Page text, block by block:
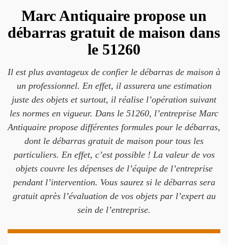
Marc Antiquaire propose un
débarras gratuit de maison dans
le 51260
Il est plus avantageux de confier le débarras de maison à
un professionnel. En effet, il assurera une estimation
juste des objets et surtout, il réalise l’opération suivant
les normes en vigueur. Dans le 51260, l’entreprise Marc
Antiquaire propose différentes formules pour le débarras,
dont le débarras gratuit de maison pour tous les
particuliers. En effet, c’est possible ! La valeur de vos
objets couvre les dépenses de l’équipe de l’entreprise
pendant l’intervention. Vous saurez si le débarras sera
gratuit après l’évaluation de vos objets par l’expert au
sein de l’entreprise.